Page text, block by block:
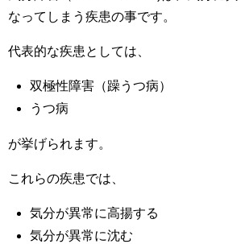
なってしまう疾患の事です。
代表的な疾患としては、
双極性障害（躁うつ病）
うつ病
が挙げられます。
これらの疾患では、
気分が異常に高揚する
気分が異常に沈む